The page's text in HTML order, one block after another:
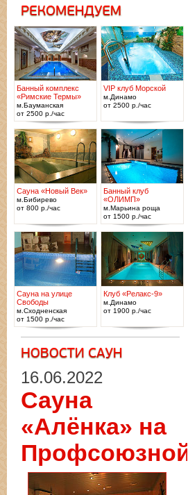
Банный комплекс
«Римские Термы»
м.Бауманская
от 2500 р./час
VIP клуб Морской
м.Динамо
от 2500 р./час
Сауна «Новый Век»
м.Бибирево
от 800 р./час
Банный клуб
«ОЛИМП»
м.Марьина роща
от 1500 р./час
Сауна на улице
Свободы
м.Сходненская
от 1500 р./час
Клуб «Релакс-9»
м.Динамо
от 1900 р./час
16.06.2022
Сауна
«Алёнка» на
Профсоюзной